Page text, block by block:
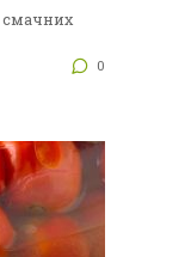
смачних
0